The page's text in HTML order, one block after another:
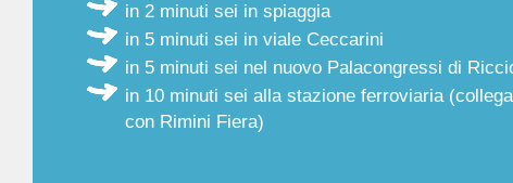
in 2 minuti sei in spiaggia
in 5 minuti sei in viale Ceccarini
in 5 minuti sei nel nuovo Palacongressi di
in 10 minuti sei alla stazione ferroviaria
con Rimini Fiera)